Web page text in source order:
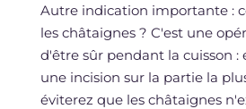
Autre indication importante :
les châtaignes ? C'est une
d'être sûr pendant la cuisson
une incision sur la partie la
éviterez que les châtaignes